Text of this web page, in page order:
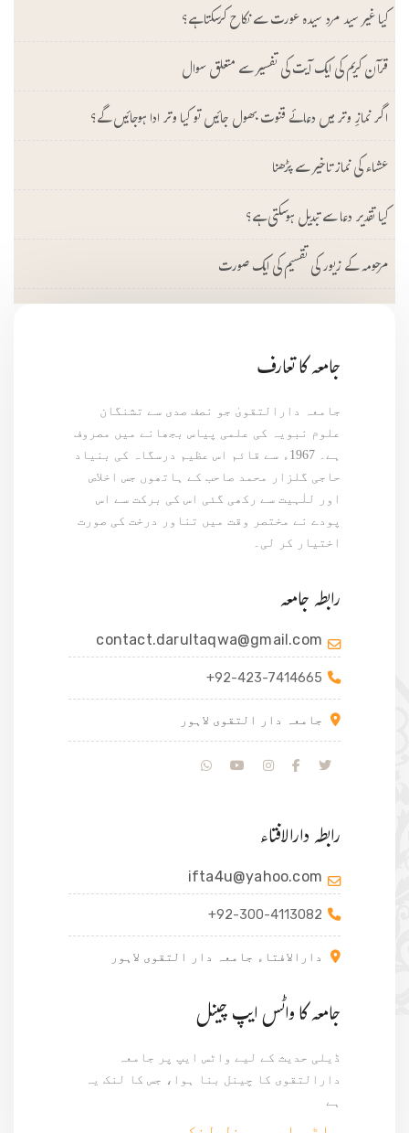
کیا غیر سید مرد سیدہ عورت سے نکاح کرسکتا ہے؟
قرآن کریم کی ایک آیت کی تفسیر سے متعلق سوال
اگر نمازِ وتر میں دعائے قنوت بھول جائیں تو کیا وتر ادا ہوجائیں گے؟
عشاء کی نماز تاخیر سے پڑھنا
کیا تقدیر دعا سے تبدیل ہوسکتی ہے؟
مرحومہ کے زیور کی تقسیم کی ایک صورت
جامعہ کا تعارف
جامعہ دارالتقویٰ جو نصف صدی سے تشنگان
علوم نبویہ کی علمی پیاس بجھانے میں مصروف
ہے۔ 1967ء سے قائم اس عظیم درسگاہ کی بنیاد
حاجی گلزار محمد صاحب کے ہاتھوں جس اخلاص
اور للٰہیت سے رکھی گئی اس کی برکت سے اس
پودے نے مختصر وقت میں تناور درخت کی صورت
اختیار کر لی۔
رابطہ جامعہ
contact.darultaqwa@gmail.com
+92-423-7414665
جامعہ دار التقوی لاہور
رابطہ دارالافتاء
ifta4u@yahoo.com
+92-300-4113082
دارالافتاء جامعہ دار التقوی لاہور
جامعہ کا واٹس ایپ چینل
ڈیلی حدیث کے لیے واٹس ایپ پر جامعہ
دارالتقوی کا چینل بنا ہوا، جس کا لنک یہ
ہے